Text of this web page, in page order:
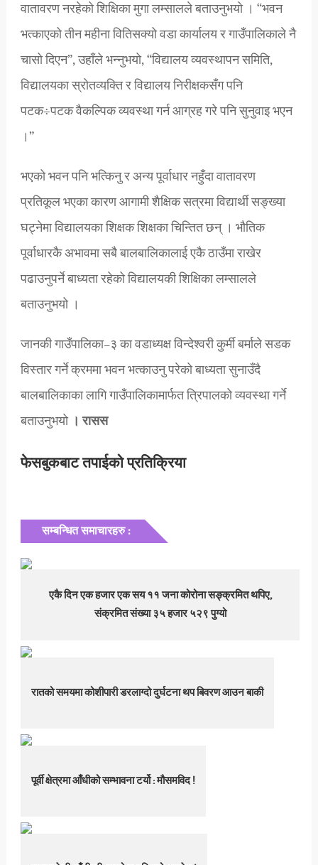
वातावरण नरहेको शिक्षिका मुगा लम्सालले बताउनुभयो । “भवन
भत्काएको तीन महीना वितिसक्यो वडा कार्यालय र गाउँपालिकाले नै
चासो दिएन”, उहाँले भन्नुभयो, “विद्यालय व्यवस्थापन समिति,
विद्यालयका स्रोतव्यक्ति र विद्यालय निरीक्षकसँग पनि
पटक÷पटक वैकल्पिक व्यवस्था गर्न आग्रह गरे पनि सुनुवाइ भएन
।”
भएको भवन पनि भत्किनु र अन्य पूर्वाधार नहुँदा वातावरण
प्रतिकूल भएका कारण आगामी शैक्षिक सत्रमा विद्यार्थी सङ्ख्या
घट्नेमा विद्यालयका शिक्षक शिक्षका चिन्तित छन् । भौतिक
पूर्वाधारकै अभावमा सबै बालबालिकालाई एकै ठाउँमा राखेर
पढाउनुपर्ने बाध्यता रहेको विद्यालयकी शिक्षिका लम्सालले
बताउनुभयो ।
जानकी गाउँपालिका–३ का वडाध्यक्ष विन्देश्वरी कुर्मी बर्माले सडक
विस्तार गर्ने क्रममा भवन भत्काउनु परेको बाध्यता सुनाउँदै
बालबालिकाका लागि गाउँपालिकामार्फत त्रिपालको व्यवस्था गर्ने
बताउनुभयो । रासस
फेसबुकबाट तपाईको प्रतिक्रिया
सम्बन्धित समाचारहरु :
एकै दिन एक हजार एक सय ११ जना कोरोना सङ्क्रमित थपिए,
संक्रमित संख्या ३५ हजार ५२९ पुग्यो
रातको समयमा कोशीपारी डरलाग्दो दुर्घटना थप बिवरण आउन बाकी
पूर्वी क्षेत्रमा आँधीको सम्भावना टर्यो : मौसमविद !